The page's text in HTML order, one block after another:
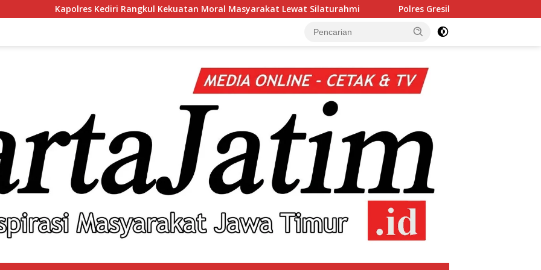
Rangkul Kekuatan Moral Masyarakat Lewat Silaturahmi Polres Gresik Amankan Dua Tersangka Edarkan Sabu